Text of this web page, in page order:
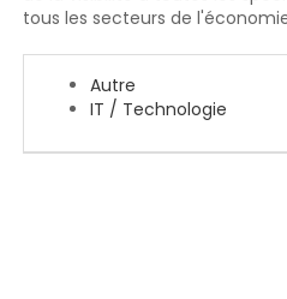
votre
CV
Connexion
Langue
tous les secteurs de
Autre
IT / Technologie